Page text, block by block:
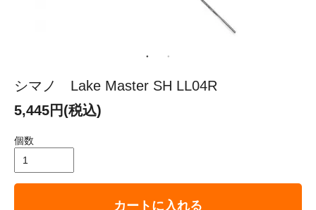
シマノ Lake Master SH LL04R
5,445円(税込)
個数
カートに入れる